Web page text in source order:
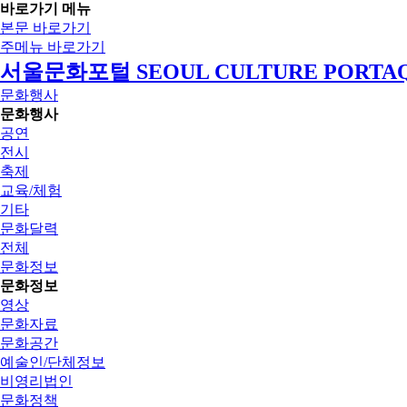
바로가기 메뉴
본문 바로가기
주메뉴 바로가기
서울문화포털 SEOUL CULTURE
문화행사
문화행사
공연
전시
축제
교육/체험
기타
문화달력
전체
문화정보
문화정보
영상
문화자료
문화공간
예술인/단체정보
비영리법인
문화정책